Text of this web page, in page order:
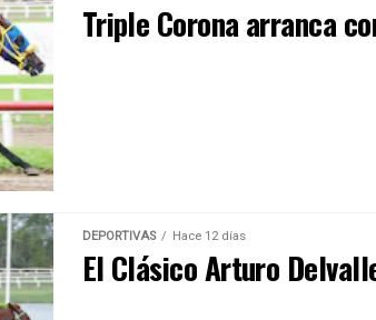
Triple Corona arranca
DEPORTIVAS Hace 12 días
El Clásico Arturo